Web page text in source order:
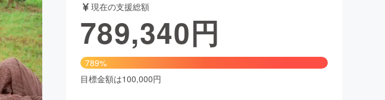
舞台・パフォーマンス
フード・飲食店 ファッション
アニメ・漫画
現在の支援総額
789,340円
789%
目標金額は100,000円